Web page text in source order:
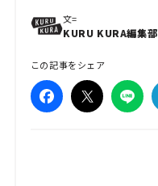
文=
KURU KURA編集部
この記事をシェア